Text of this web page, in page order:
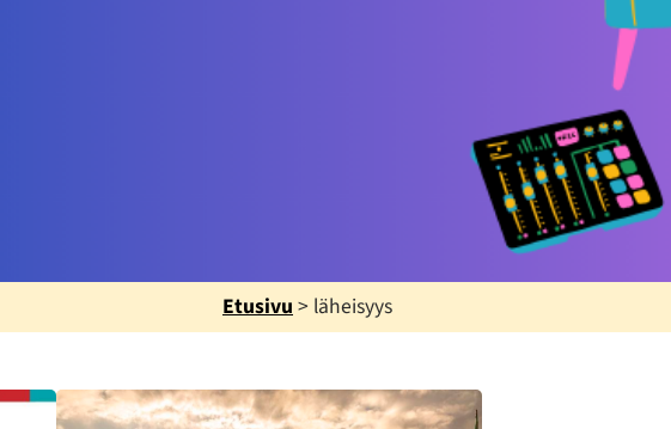
Etusivu> läheisyys